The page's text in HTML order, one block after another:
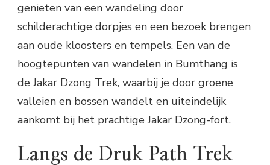
genieten van een wandeling door
schilderachtige dorpjes en een bezoek brengen
aan oude kloosters en tempels. Een van de
hoogtepunten van wandelen in Bumthang is
de Jakar Dzong Trek, waarbij je door groene
valleien en bossen wandelt en uiteindelijk
aankomt bij het prachtige Jakar Dzong-fort.
Langs de Druk Path Trek